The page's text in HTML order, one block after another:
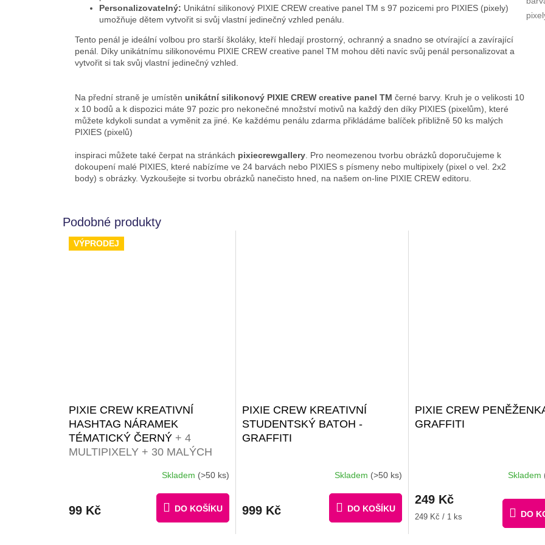
Personalizovatelný: Unikátní silikonový PIXIE CREW creative panel TM s 97 pozicemi pro PIXIES (pixely)
umožňuje dětem vytvořit si svůj vlastní jedinečný vzhled penálu.
Tento penál je ideální volbou pro starší školáky, kteří hledají prostorný, ochranný a snadno se otvírající a zavírající
penál. Díky unikátnímu silikonovému PIXIE CREW creative panel TM mohou děti navíc svůj penál personalizovat a
vytvořit si tak svůj vlastní jedinečný vzhled.
Na přední straně je umístěn unikátní silikonový PIXIE CREW creative panel TM černé barvy. Kruh je o velikosti 10
x 10 bodů a k dispozici máte 97 pozic pro nekonečné množství motivů na každý den díky PIXIES (pixelům), které
můžete kdykoli sundat a vyměnit za jiné. Ke každému penálu zdarma přikládáme balíček přibližně 50 ks malých
PIXIES (pixelů)
inspiraci můžete také čerpat na stránkách pixiecrewgallery . Pro neomezenou tvorbu obrázků doporučujeme k
dokoupení malé PIXIES, které nabízíme ve 24 barvách nebo PIXIES s písmeny nebo multipixely (pixel o vel. 2x2
body) s obrázky. Vyzkoušejte si tvorbu obrázků nanečisto hned, na našem on-line PIXIE CREW editoru.
VÝPRODEJ
PIXIE CREW KREATIVNÍ
HASHTAG NÁRAMEK
TÉMATICKÝ ČERNÝ + 4
MULTIPIXELY + 30 MALÝCH
Skladem (>50 ks)
99 Kč DO KOŠÍKU
PIXIE CREW KREATIVNÍ
STUDENTSKÝ BATOH -
GRAFFITI
Skladem (>50 ks)
999 Kč DO KOŠÍKU
PIXIE CREW
GRAFFITI
Skladem
249 Kč
Měrná
249 Kč / 1 ks DO